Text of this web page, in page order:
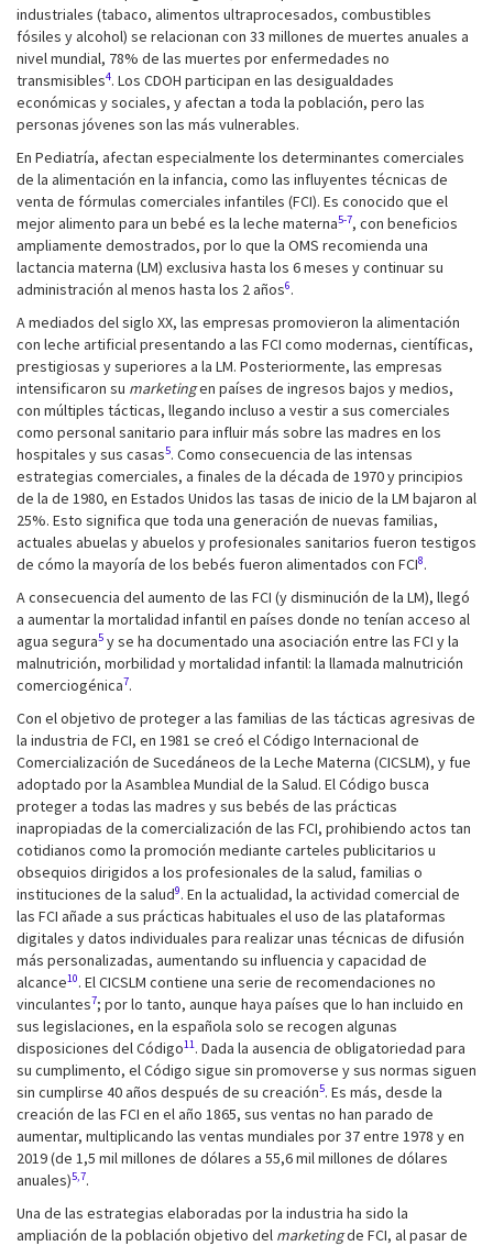
industriales (tabaco, alimentos ultraprocesados, combustibles
fósiles y alcohol) se relacionan con 33 millones de muertes anuales a
nivel mundial, 78% de las muertes por enfermedades no
transmisibles4. Los CDOH participan en las desigualdades
económicas y sociales, y afectan a toda la población, pero las
personas jóvenes son las más vulnerables.
En Pediatría, afectan especialmente los determinantes comerciales
de la alimentación en la infancia, como las influyentes técnicas de
venta de fórmulas comerciales infantiles (FCI). Es conocido que el
mejor alimento para un bebé es la leche materna5-7, con beneficios
ampliamente demostrados, por lo que la OMS recomienda una
lactancia materna (LM) exclusiva hasta los 6 meses y continuar su
administración al menos hasta los 2 años6.
A mediados del siglo XX, las empresas promovieron la alimentación
con leche artificial presentando a las FCI como modernas, científicas,
prestigiosas y superiores a la LM. Posteriormente, las empresas
intensificaron su marketingen países de ingresos bajos y medios,
con múltiples tácticas, llegando incluso a vestir a sus comerciales
como personal sanitario para influir más sobre las madres en los
hospitales y sus casas5. Como consecuencia de las intensas
estrategias comerciales, a finales de la década de 1970 y principios
de la de 1980, en Estados Unidos las tasas de inicio de la LM bajaron al
25%. Esto significa que toda una generación de nuevas familias,
actuales abuelas y abuelos y profesionales sanitarios fueron testigos
de cómo la mayoría de los bebés fueron alimentados con FCI8.
A consecuencia del aumento de las FCI (y disminución de la LM), llegó
a aumentar la mortalidad infantil en países donde no tenían acceso al
agua segura5 y se ha documentado una asociación entre las FCI y la
malnutrición, morbilidad y mortalidad infantil: la llamada malnutrición
comerciogénica7.
Con el objetivo de proteger a las familias de las tácticas agresivas de
la industria de FCI, en 1981 se creó el Código Internacional de
Comercialización de Sucedáneos de la Leche Materna (CICSLM), y fue
adoptado por la Asamblea Mundial de la Salud. El Código busca
proteger a todas las madres y sus bebés de las prácticas
inapropiadas de la comercialización de las FCI, prohibiendo actos tan
cotidianos como la promoción mediante carteles publicitarios u
obsequios dirigidos a los profesionales de la salud, familias o
instituciones de la salud9. En la actualidad, la actividad comercial de
las FCI añade a sus prácticas habituales el uso de las plataformas
digitales y datos individuales para realizar unas técnicas de difusión
más personalizadas, aumentando su influencia y capacidad de
alcance10. El CICSLM contiene una serie de recomendaciones no
vinculantes7; por lo tanto, aunque haya países que lo han incluido en
sus legislaciones, en la española solo se recogen algunas
disposiciones del Código11. Dada la ausencia de obligatoriedad para
su cumplimento, el Código sigue sin promoverse y sus normas siguen
sin cumplirse 40 años después de su creación5. Es más, desde la
creación de las FCI en el año 1865, sus ventas no han parado de
aumentar, multiplicando las ventas mundiales por 37 entre 1978 y en
2019 (de 1,5 mil millones de dólares a 55,6 mil millones de dólares
anuales)5,7.
Una de las estrategias elaboradas por la industria ha sido la
ampliación de la población objetivo del marketingde FCI, al pasar de